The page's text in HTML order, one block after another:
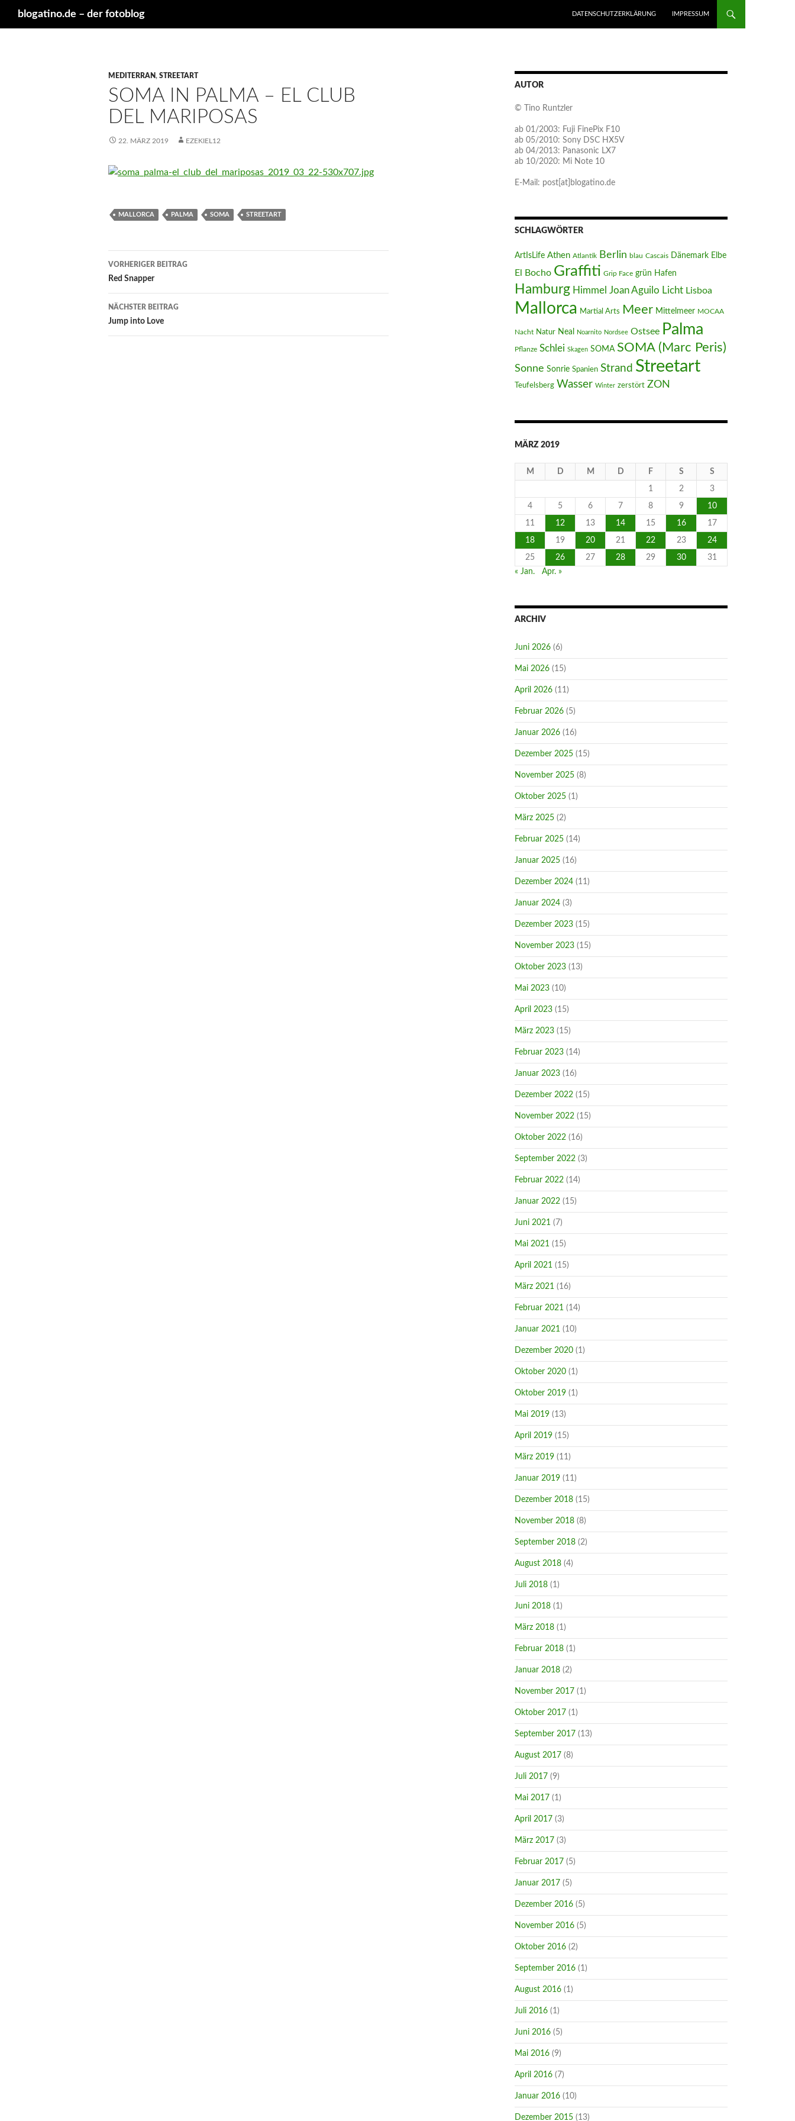
blogatino.de – der fotoblog
DATENSCHUTZERKLÄRUNG
IMPRESSUM
MEDITERRAN, STREETART
SOMA IN PALMA – EL CLUB
DEL MARIPOSAS
22. MÄRZ 2019 EZEKIEL12
MALLORCA PALMA SOMA STREETART
Beitragsnavigation
VORHERIGER BEITRAG
Red Snapper
NÄCHSTER BEITRAG
Jump into Love
AUTOR
© Tino Runtzler
ab 01/2003: Fuji FinePix F10
ab 05/2010: Sony DSC HX5V
ab 04/2013: Panasonic LX7
ab 10/2020: Mi Note 10
E-Mail: post[at]blogatino.de
SCHLAGWÖRTER
ArtIsLife Athen Atlantik Berlin blau Cascais Dänemark Elbe
El Bocho Graffiti Grip Face grün Hafen
Hamburg Himmel Joan Aguilo Licht Lisboa
Mallorca Martial Arts Meer Mittelmeer MOCAA
Nacht Natur Neal Noarnito Nordsee Ostsee Palma
Pflanze Schlei Skagen SOMA SOMA (Marc Peris)
Sonne Sonrie Spanien Strand Streetart
Teufelsberg Wasser Winter zerstört ZON
MÄRZ 2019
M D M D F S S
1 2 3
4 5 6 7 8 9 10
11 12 13 14 15 16 17
18 19 20 21 22 23 24
25 26 27 28 29 30
31
« Jan.
Apr. »
ARCHIV
Juni 2026 (6)
Mai 2026 (15)
April 2026 (11)
Februar 2026 (5)
Januar 2026 (16)
Dezember 2025 (15)
November 2025 (8)
Oktober 2025 (1)
März 2025 (2)
Februar 2025 (14)
Januar 2025 (16)
Dezember 2024 (11)
Januar 2024 (3)
Dezember 2023 (15)
November 2023 (15)
Oktober 2023 (13)
Mai 2023 (10)
April 2023 (15)
März 2023 (15)
Februar 2023 (14)
Januar 2023 (16)
Dezember 2022 (15)
November 2022 (15)
Oktober 2022 (16)
September 2022 (3)
Februar 2022 (14)
Januar 2022 (15)
Juni 2021 (7)
Mai 2021 (15)
April 2021 (15)
März 2021 (16)
Februar 2021 (14)
Januar 2021 (10)
Dezember 2020 (1)
Oktober 2020 (1)
Oktober 2019 (1)
Mai 2019 (13)
April 2019 (15)
März 2019 (11)
Januar 2019 (11)
Dezember 2018 (15)
November 2018 (8)
September 2018 (2)
August 2018 (4)
Juli 2018 (1)
Juni 2018 (1)
März 2018 (1)
Februar 2018 (1)
Januar 2018 (2)
November 2017 (1)
Oktober 2017 (1)
September 2017 (13)
August 2017 (8)
Juli 2017 (9)
Mai 2017 (1)
April 2017 (3)
März 2017 (3)
Februar 2017 (5)
Januar 2017 (5)
Dezember 2016 (5)
November 2016 (5)
Oktober 2016 (2)
September 2016 (1)
August 2016 (1)
Juli 2016 (1)
Juni 2016 (5)
Mai 2016 (9)
April 2016 (7)
Januar 2016 (10)
Dezember 2015 (13)